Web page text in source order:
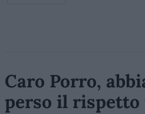
Caro Porro,
perso il